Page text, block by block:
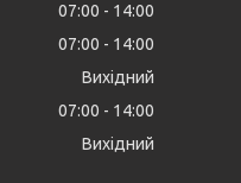
07:00
14:00
07:00
14:00
Вихідний
07:00
14:00
Вихідний